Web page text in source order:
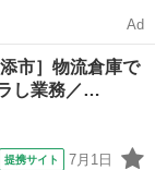
Ad
市］物流倉庫で
し業務／…
提携サイト 7月1日